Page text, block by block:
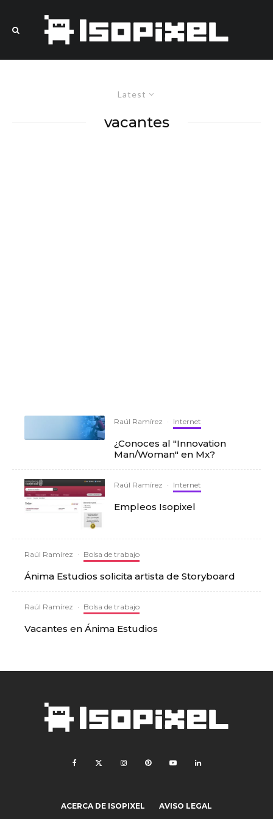
Latest
vacantes
Raúl Ramírez · Internet
¿Conoces al "Innovation
Man/Woman" en Mx?
Raúl Ramírez · Internet
Empleos Isopixel
Raúl Ramírez · Bolsa de trabajo
Ánima Estudios solicita artista de Storyboard
Raúl Ramírez · Bolsa de trabajo
Vacantes en Ánima Estudios
ACERCA DE ISOPIXEL AVISO LEGAL